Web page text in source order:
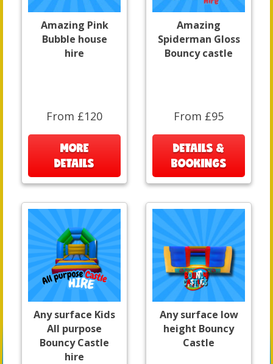
Amazing Pink
Bubble house
hire
From £120
MORE
DETAILS
Amazing
Spiderman Gloss
Bouncy castle
From £95
DETAILS &
BOOKINGS
Any surface Kids
All purpose
Bouncy Castle
hire
Any surface low
height Bouncy
Castle